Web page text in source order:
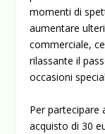
momenti di
aumentare
commerciale,
rilassante il
occasioni
Per partecipare
acquisto di 30